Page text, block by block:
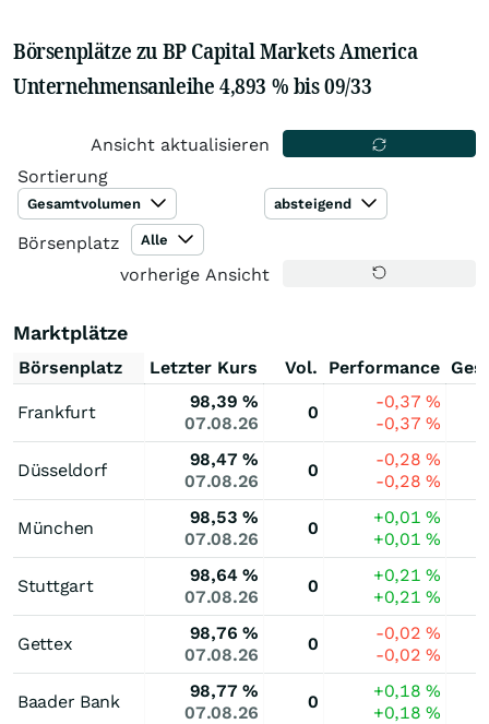
Börsenplätze zu BP Capital Markets America
Unternehmensanleihe 4,893 % bis 09/33
Ansicht aktualisieren
Sortierung
Gesamtvolumen absteigend
Börsenplatz Alle
vorherige Ansicht
Marktplätze
Börsenplatz Letzter Kurs Vol. Performance
Frankfurt
98,39 %
07.08.26
0
-0,37%
-0,37%
Düsseldorf
98,47 %
07.08.26
0
-0,28%
-0,28%
München
98,53 %
07.08.26
0
+0,01%
+0,01%
Stuttgart
98,64 %
07.08.26
0
+0,21%
+0,21%
Gettex
98,76 %
07.08.26
0
-0,02%
-0,02%
Baader Bank
98,77 %
07.08.26
0
+0,18%
+0,18%